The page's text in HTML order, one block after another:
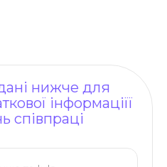
нижче для
інформаціїї
співпраці